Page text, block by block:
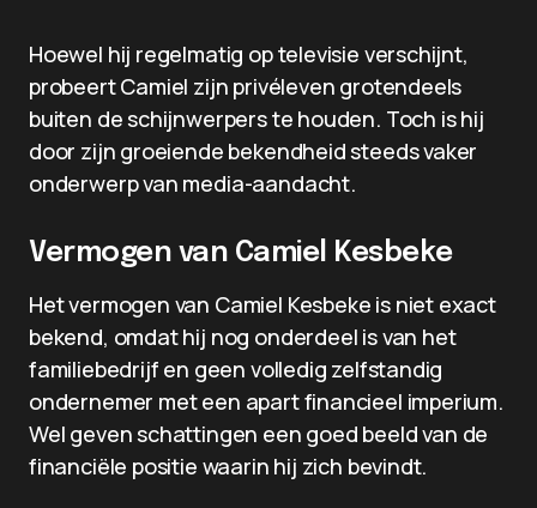
Hoewel hij regelmatig op televisie verschijnt,
probeert Camiel zijn privéleven grotendeels
buiten de schijnwerpers te houden. Toch is hij
door zijn groeiende bekendheid steeds vaker
onderwerp van media-aandacht.
Vermogen van Camiel Kesbeke
Het vermogen van Camiel Kesbeke is niet exact
bekend, omdat hij nog onderdeel is van het
familiebedrijf en geen volledig zelfstandig
ondernemer met een apart financieel imperium.
Wel geven schattingen een goed beeld van de
financiële positie waarin hij zich bevindt.